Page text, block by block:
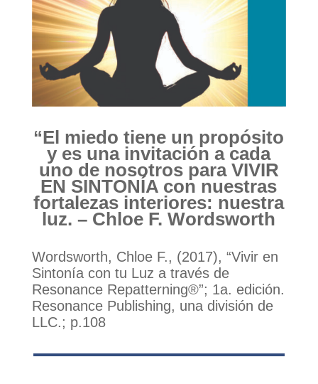
“El miedo tiene un propósito
y es una invitación a cada
uno de nosotros para VIVIR
EN SINTONÍA con nuestras
fortalezas interiores: nuestra
luz. – Chloe F. Wordsworth
Wordsworth, Chloe F., (2017), “Vivir en
Sintonía con tu Luz a través de
Resonance Repatterning®”; 1a. edición.
Resonance Publishing, una división de
LLC.; p.108